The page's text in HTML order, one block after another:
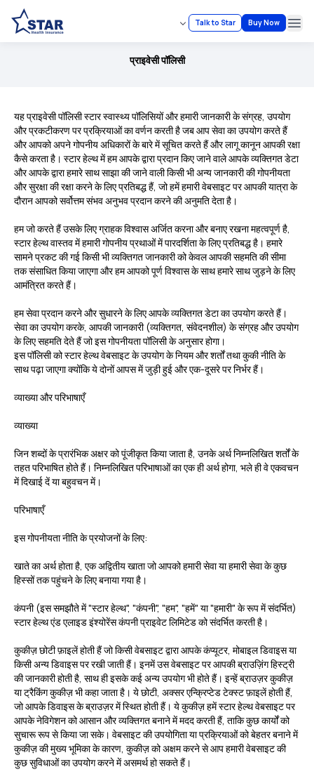
Talk to Star Buy Now
प्राइवेसी पॉलिसी
यह प्राइवेसी पॉलिसी स्टार स्वास्थ्य पॉलिसियों और हमारी जानकारी के संग्रह, उपयोग
और प्रकटीकरण पर प्रक्रियाओं का वर्णन करती है जब आप सेवा का उपयोग करते हैं
और आपको अपने गोपनीय अधिकारों के बारे में सूचित करते हैं और लागू कानून आपकी रक्षा
कैसे करता है। स्टार हेल्थ में हम आपके द्वारा प्रदान किए जाने वाले आपके व्यक्तिगत डेटा
और आपके द्वारा हमारे साथ साझा की जाने वाली किसी भी अन्य जानकारी की गोपनीयता
और सुरक्षा की रक्षा करने के लिए प्रतिबद्ध हैं, जो हमें हमारी वेबसाइट पर आपकी यात्रा के
दौरान आपको सर्वोत्तम संभव अनुभव प्रदान करने की अनुमति देता है।
हम जो करते हैं उसके लिए ग्राहक विश्वास अर्जित करना और बनाए रखना महत्वपूर्ण है,
स्टार हेल्थ वास्तव में हमारी गोपनीय प्रथाओं में पारदर्शिता के लिए प्रतिबद्ध है। हमारे
सामने प्रकट की गई किसी भी व्यक्तिगत जानकारी को केवल आपकी सहमति की सीमा
तक संसाधित किया जाएगा और हम आपको पूर्ण विश्वास के साथ हमारे साथ जुड़ने के लिए
आमंत्रित करते हैं।
हम सेवा प्रदान करने और सुधारने के लिए आपके व्यक्तिगत डेटा का उपयोग करते हैं।
सेवा का उपयोग करके, आपकी जानकारी (व्यक्तिगत, संवेदनशील) के संग्रह और उपयोग
के लिए सहमति देते हैं जो इस गोपनीयता पॉलिसी के अनुसार होगा।
इस पॉलिसी को स्टार हेल्थ वेबसाइट के उपयोग के नियम और शर्तों तथा कुकी नीति के
साथ पढ़ा जाएगा क्योंकि ये दोनों आपस में जुड़ी हुई और एक-दूसरे पर निर्भर हैं।
व्याख्या और परिभाषाएँ
व्याख्या
जिन शब्दों के प्रारंभिक अक्षर को पूंजीकृत किया जाता है, उनके अर्थ निम्नलिखित शर्तों के
तहत परिभाषित होते हैं। निम्नलिखित परिभाषाओं का एक ही अर्थ होगा, भले ही वे एकवचन
में दिखाई दें या बहुवचन में।
परिभाषाएँ
इस गोपनीयता नीति के प्रयोजनों के लिए:
खातेका अर्थ होता है, एक अद्वितीय खाता जो आपको हमारी सेवा या हमारी सेवा के कुछ
हिस्सों तक पहुंचने के लिए बनाया गया है।
कंपनी(इस समझौते में "स्टार हेल्थ", "कंपनी", "हम", "हमें" या "हमारी" के रूप में संदर्भित)
स्टार हेल्थ एंड एलाइड इंश्योरेंस कंपनी प्राइवेट लिमिटेड को संदर्भित करती है।
कुकीज़छोटी फ़ाइलें होती हैं जो किसी वेबसाइट द्वारा आपके कंप्यूटर, मोबाइल डिवाइस या
किसी अन्य डिवाइस पर रखी जाती हैं। इनमें उस वेबसाइट पर आपकी ब्राउज़िंग हिस्ट्री
की जानकारी होती है, साथ ही इसके कई अन्य उपयोग भी होते हैं। इन्हें ब्राउज़र कुकीज़
या ट्रैकिंग कुकीज़ भी कहा जाता है। ये छोटी, अक्सर एन्क्रिप्टेड टेक्स्ट फ़ाइलें होती हैं,
जो आपके डिवाइस के ब्राउज़र में स्थित होती हैं। ये कुकीज़ हमें स्टार हेल्थ वेबसाइट पर
आपके नेविगेशन को आसान और व्यक्तिगत बनाने में मदद करती हैं, ताकि कुछ कार्यों को
सुचारू रूप से किया जा सके। वेबसाइट की उपयोगिता या प्रक्रियाओं को बेहतर बनाने में
कुकीज़ की मुख्य भूमिका के कारण, कुकीज़ को अक्षम करने से आप हमारी वेबसाइट की
कुछ सुविधाओं का उपयोग करने में असमर्थ हो सकते हैं।